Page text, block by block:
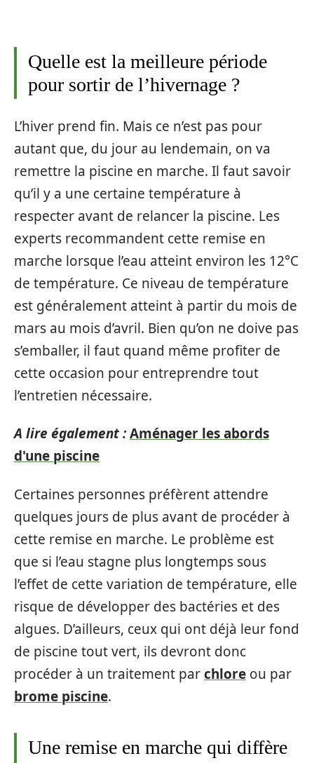
Quelle est la meilleure période
pour sortir de l’hivernage ?
L’hiver prend fin. Mais ce n’est pas pour
autant que, du jour au lendemain, on va
remettre la piscine en marche. Il faut savoir
qu’il y a une certaine température à
respecter avant de relancer la piscine. Les
experts recommandent cette remise en
marche lorsque l’eau atteint environ les 12°C
de température. Ce niveau de température
est généralement atteint à partir du mois de
mars au mois d’avril. Bien qu’on ne doive pas
s’emballer, il faut quand même profiter de
cette occasion pour entreprendre tout
l’entretien nécessaire.
A lire également :Aménager les abords
d'une piscine
Certaines personnes préfèrent attendre
quelques jours de plus avant de procéder à
cette remise en marche. Le problème est
que si l’eau stagne plus longtemps sous
l’effet de cette variation de température, elle
risque de développer des bactéries et des
algues. D’ailleurs, ceux qui ont déjà leur fond
de piscine tout vert, ils devront donc
procéder à un traitement parchlore ou par
brome piscine.
Une remise en marche qui diffère